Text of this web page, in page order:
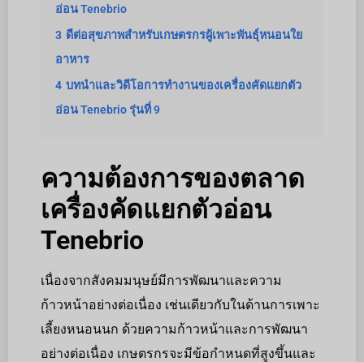
อ่อน Tenebrio
3 ดีต่อสุขภาพสำหรับเกษตรกรผู้เพาะพันธุ์หนอนใย
อาหาร
4 บทนำและวิดีโอการทำงานของเครื่องคัดแยกตัว
อ่อน Tenebrio รุ่นที่ 9
ความต้องการของตลาด
เครื่องคัดแยกตัวอ่อน
Tenebrio
เนื่องจากสังคมมนุษย์มีการพัฒนาและความ
ก้าวหน้าอย่างต่อเนื่อง เช่นเดียวกับในด้านการเพาะ
เลี้ยงหนอนนก ด้วยความก้าวหน้าและการพัฒนา
อย่างต่อเนื่อง เกษตรกรจะมีข้อกำหนดที่สูงขึ้นและ